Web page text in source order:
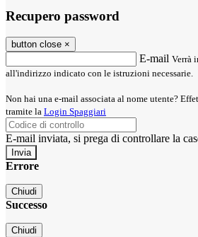
Recupero password
button close ×
E-mail Verrà
all'indirizzo indicato con le istruzioni necessarie.
Non hai una e-mail associata al nome utente?
tramite la Login Spaggiari
E-mail inviata, si prega di controllare la
Errore
Chiudi
Successo
Chiudi